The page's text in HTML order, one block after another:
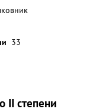
33
II степени